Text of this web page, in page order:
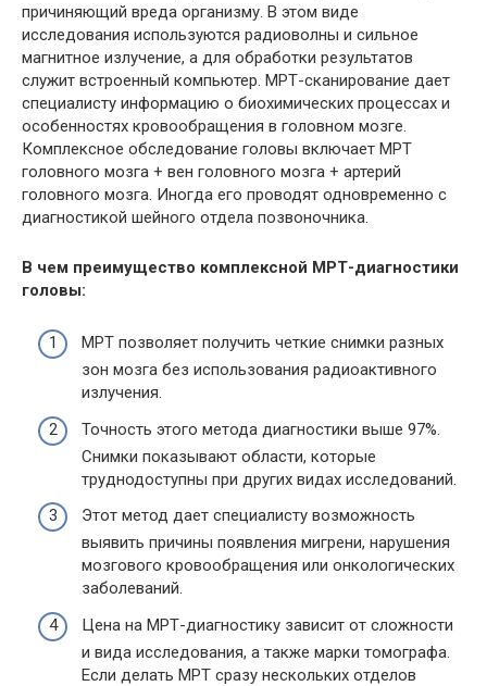
причиняющий вреда организму. В этом виде
исследования используются радиоволны и сильное
магнитное излучение, а для обработки результатов
служит встроенный компьютер. МРТ-сканирование дает
специалисту информацию о биохимических процессах и
особенностях кровообращения в головном мозге.
Комплексное обследование головы включает МРТ
головного мозга + вен головного мозга + артерий
головного мозга. Иногда его проводят одновременно с
диагностикой шейного отдела позвоночника.
В чем преимущество комплексной МРТ-диагностики
головы:
МРТ позволяет получить четкие снимки разных
зон мозга без использования радиоактивного
излучения.
Точность этого метода диагностики выше 97%.
Снимки показывают области, которые
труднодоступны при других видах исследований.
Этот метод дает специалисту возможность
выявить причины появления мигрени, нарушения
мозгового кровообращения или онкологических
заболеваний.
Цена на МРТ-диагностику зависит от сложности
и вида исследования, а также марки томографа.
Если делать МРТ сразу нескольких отделов